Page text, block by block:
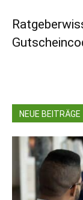
NEUE BEITRÄGE